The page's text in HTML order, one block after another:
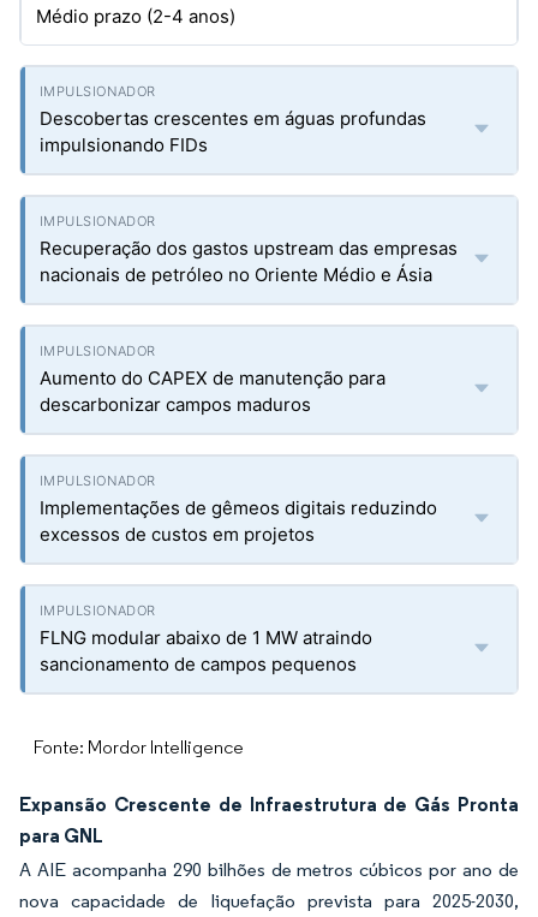
Médio prazo (2-4 anos)
Descobertas crescentes em águas profundas
impulsionando FIDs
Recuperação dos gastos upstream das empresas
nacionais de petróleo no Oriente Médio e Ásia
Aumento do CAPEX de manutenção para
descarbonizar campos maduros
Implementações de gêmeos digitais reduzindo
excessos de custos em projetos
FLNG modular abaixo de 1 MW atraindo
sancionamento de campos pequenos
Fonte: Mordor Intelligence
Expansão Crescente de Infraestrutura de Gás Pronta
para GNL
A AIE acompanha 290 bilhões de metros cúbicos por ano de
nova capacidade de liquefação prevista para 2025-2030,